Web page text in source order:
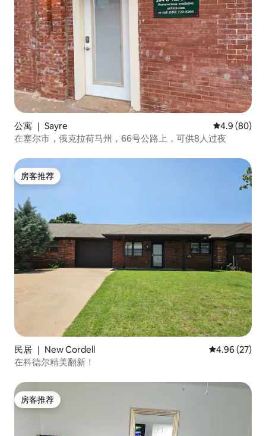
公寓 ｜ Sayre 平均评分 4.9
4.9 (80)
在塞尔市，俄克拉荷马州，66号公路上，可供8人过夜
房客推荐
房客推荐
民居 ｜ New Cordell 平均评分
4.96 (27)
在科德尔精美翻新！
房客推荐
房客推荐